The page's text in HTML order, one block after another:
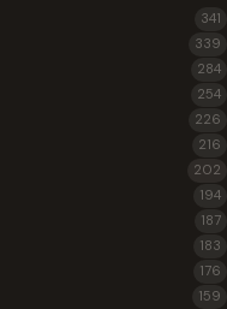
341
339
284
254
226
216
202
194
187
183
176
159